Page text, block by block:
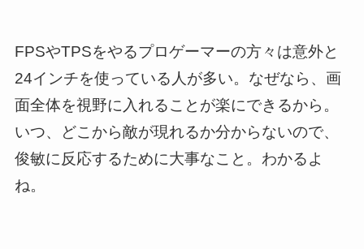
FPSやTPSをやるプロゲーマーの方々は意外と
24インチを使っている人が多い。なぜなら、画
面全体を視野に入れることが楽にできるから。
いつ、どこから敵が現れるか分からないので、
俊敏に反応するために大事なこと。わかるよ
ね。